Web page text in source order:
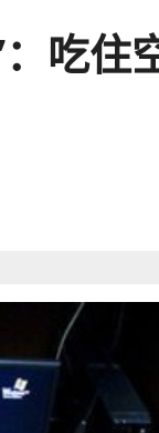
：吃住